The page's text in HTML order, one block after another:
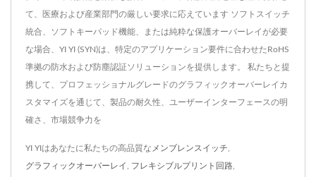
て、医療および産業部門の厳しい要求に応えています ソフトスイッチ
統合、ソフトキーパッド機能、または純粋な保護オーバーレイが必要
な場合、YI YI (SYN)は、特定のアプリケーション要件に合わせたRoHS
準拠の防水および防塵認証ソリューションを提供します。 私たちと提
携して、プロフェッショナルグレードのグラフィックオーバーレイカ
スタマイズを通じて、製品の耐久性、ユーザーインターフェースの明
確さ、市場競争力を
YI YIはあなたに私たちの高品質な メンブレンスイッチ
グラフィックオーバーレイ フレキシブルプリント回路